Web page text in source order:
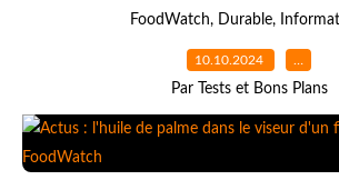
FoodWatch, Durable,
10.10.2024 …
Par Tests et Bons Plans